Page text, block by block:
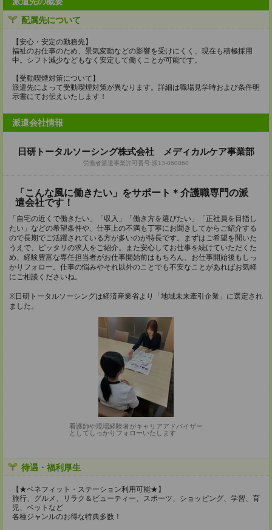
配属先について
【安心・安定の勤務先】
福祉のお仕事のため、景気変動などの影響を受けにくく、現在も積極採用
中。シフト減少などもなく安定して働くことが可能です。
【受動喫煙対策について】
派遣先によって受動喫煙対策が異なります。詳細は職場見学時および条件明
示書にてお伝えいたします！
派遣会社情報
日研トータルソーシング株式会社 メディカルケア事業部
労働者派遣事業許可番号:派13-060060
「こんな風に働きたい」をサポート＊介護職専門の派
遣会社です！
「自宅の近くで働きたい」「収入」「働き方を選びたい」「正社員を目指し
たい」などの希望条件や、仕事上の不満も丁寧にお聞きしてからご紹介する
ので長期でご活躍されている方が多いのが特長です。まずはご希望を聞いた
うえで、ピッタリの求人をご紹介。また安心してお仕事を続けていただくた
め、経験豊富な専任担当者がお仕事開始前はもちろん、お仕事開始後もしっ
かりフォロー。仕事の悩みやそれ以外のことでも不安なことがあればお気軽
にご相談くださいね。
※日研トータルソーシングは経済産業省より「地域未来牽引企業」に選定され
ました。
看護師や現場経験者がキャリアアドバイザー
としてしっかりフォローいたします
待遇・福利厚生
【★ベネフィット・ステーション利用可能★】
旅行、グルメ、リラク＆ビューティー、スポーツ、ショッピング、学習、育
児、ペットなど
各種ジャンルのお得な特典多数！